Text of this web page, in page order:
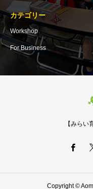
カテゴリー
Workshop
For Business
【みら
Copyright ©